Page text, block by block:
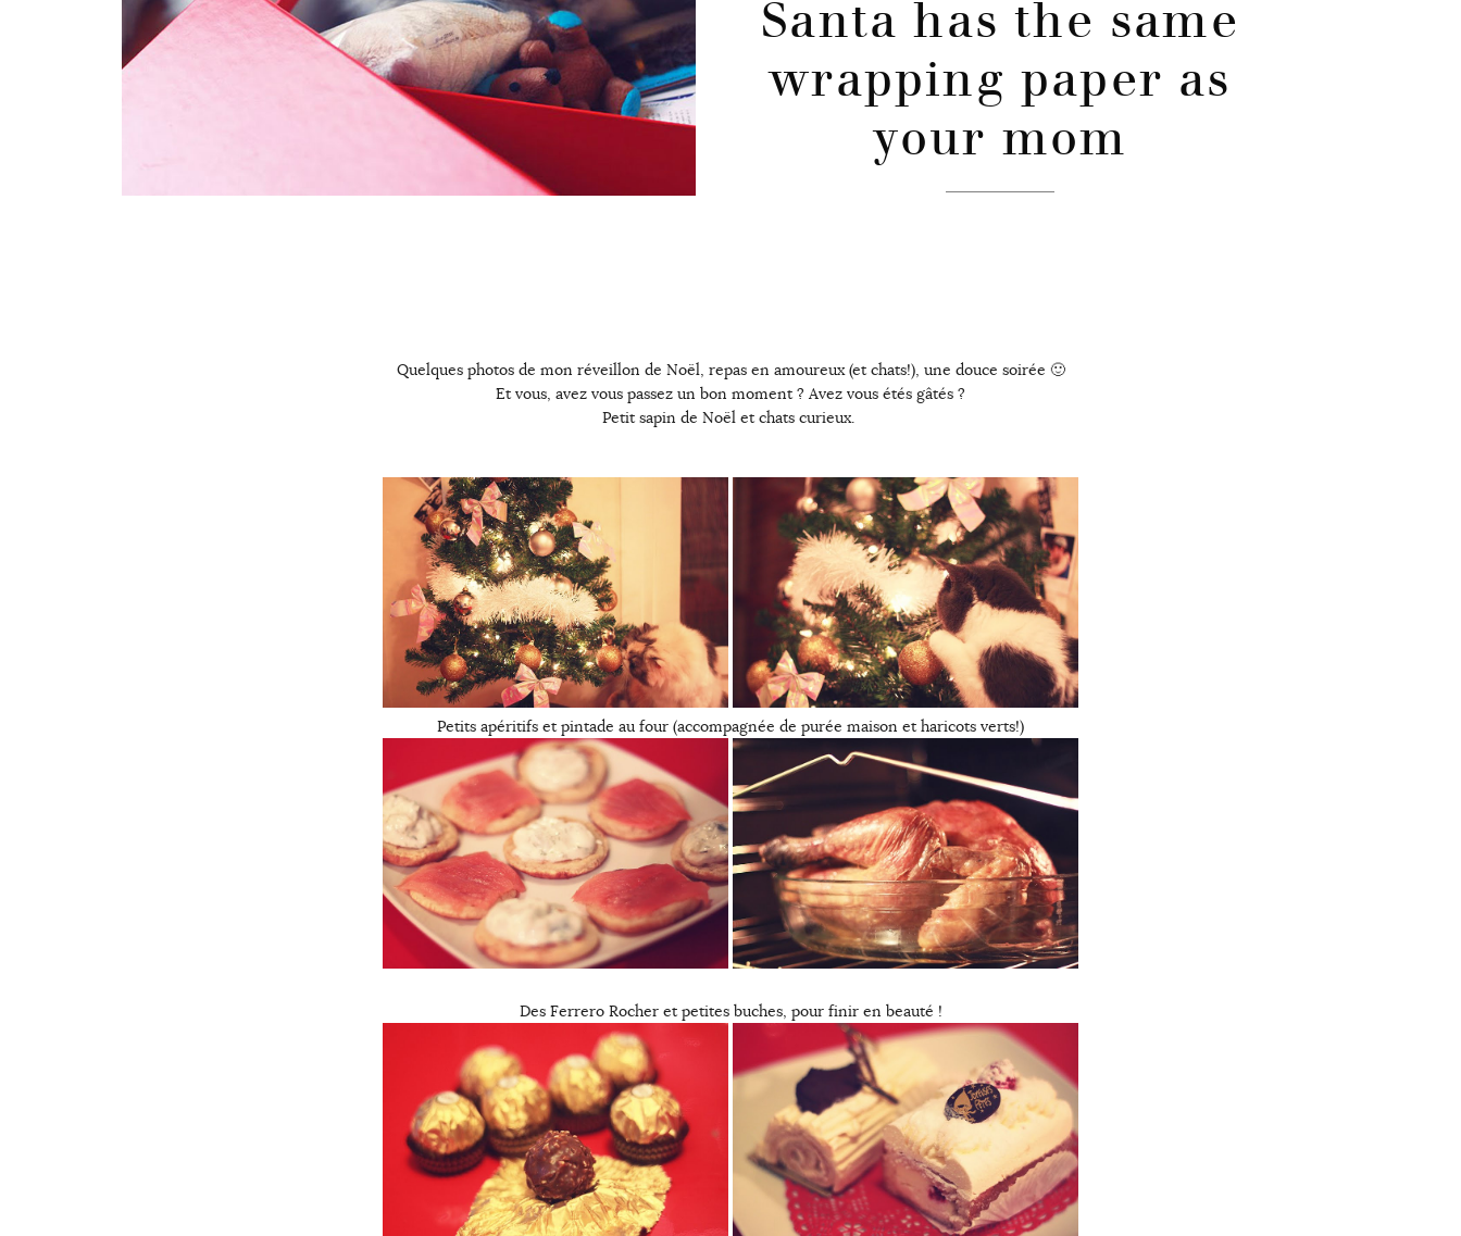
Santa has the same
wrapping paper as
your mom
Quelques photos de mon réveillon de Noël, repas en amoureux (et chats!), une douce soirée 🙂
Et vous, avez vous passez un bon moment ? Avez vous étés gâtés ?
Petit sapin de Noël et chats curieux.
Petits apéritifs et pintade au four (accompagnée de purée maison et haricots verts!)
Des Ferrero Rocher et petites buches, pour finir en beauté !